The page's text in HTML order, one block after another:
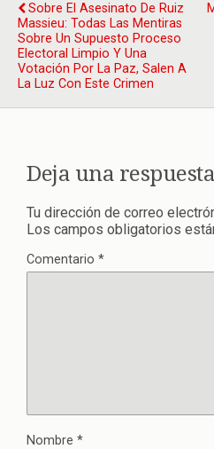
Sobre El Asesinato De Ruiz
Massieu: Todas Las Mentiras
Sobre Un Supuesto Proceso
Electoral Limpio Y Una
Votación Por La Paz, Salen A
La Luz Con Este Crimen
Deja una respuesta
Tu dirección de correo
Los campos obligatorios
Comentario *
Nombre *